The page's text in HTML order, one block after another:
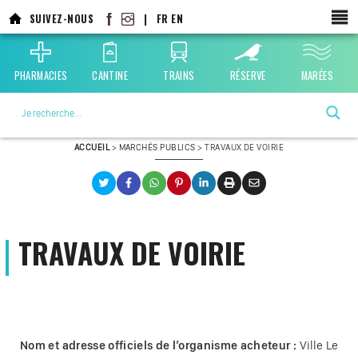
SUIVEZ-NOUS | FR EN
PHARMACIES CANTINE TRAINS RÉSERVE MARÉES
ACCUEIL> MARCHÉS PUBLICS >TRAVAUX DE VOIRIE
TRAVAUX DE VOIRIE
Nom et adresse officiels de l’organisme acheteur : Ville Le